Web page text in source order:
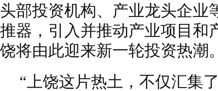
头部投资机构、产业龙头企业
推器，引入并推动产业项目和
饶将由此迎来新一轮投资热潮
“上饶这片热土，不仅汇集